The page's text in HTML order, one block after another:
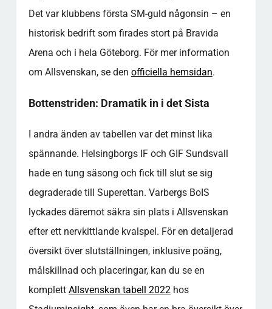
Det var klubbens första SM-guld någonsin – en
historisk bedrift som firades stort på Bravida
Arena och i hela Göteborg. För mer information
om Allsvenskan, se den officiella hemsidan.
Bottenstriden: Dramatik in i det Sista
I andra änden av tabellen var det minst lika
spännande. Helsingborgs IF och GIF Sundsvall
hade en tung säsong och fick till slut se sig
degraderade till Superettan. Varbergs BoIS
lyckades däremot säkra sin plats i Allsvenskan
efter ett nervkittlande kvalspel. För en detaljerad
översikt över slutställningen, inklusive poäng,
målskillnad och placeringar, kan du se en
komplett Allsvenskan tabell 2022hos